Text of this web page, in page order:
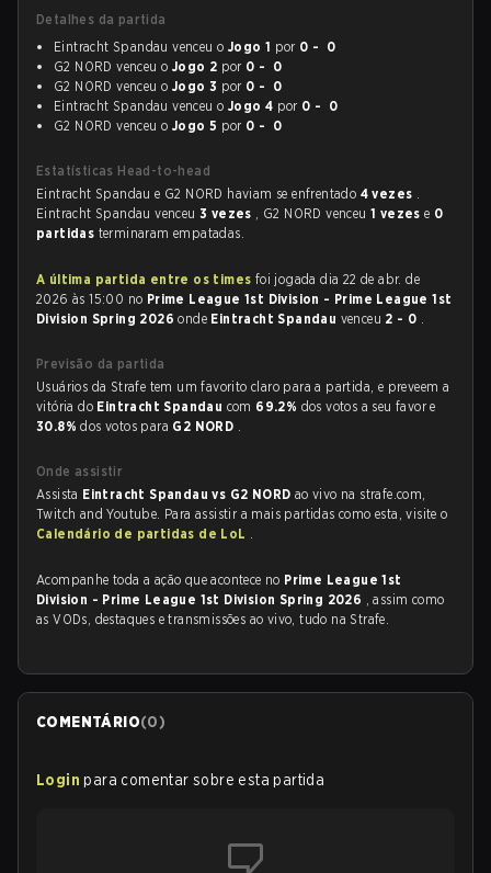
Detalhes da partida
Eintracht Spandau venceu o Jogo 1 por 0 - 0
G2 NORD venceu o Jogo 2 por 0 - 0
G2 NORD venceu o Jogo 3 por 0 - 0
Eintracht Spandau venceu o Jogo 4 por 0 - 0
G2 NORD venceu o Jogo 5 por 0 - 0
Estatísticas Head-to-head
Eintracht Spandau e G2 NORD haviam se enfrentado 4 vezes .
Eintracht Spandau venceu 3 vezes , G2 NORD venceu1 vezese 0
partidas terminaram empatadas.
A última partida entre os times foi jogada dia 22 de abr. de
2026 às 15:00 no Prime League 1st Division - Prime League 1st
Division Spring 2026onde Eintracht Spandau venceu 2 - 0 .
Previsão da partida
Usuários da Strafe tem um favorito claro para a partida, e preveem a
vitória do Eintracht Spandau com 69.2% dos votos a seu favor e
30.8%dos votos para G2 NORD .
Onde assistir
Assista Eintracht Spandau vs G2 NORD ao vivo na strafe.com,
Twitch and Youtube. Para assistir a mais partidas como esta, visite o
Calendário de partidas de LoL .
Acompanhe toda a ação que acontece no Prime League 1st
Division - Prime League 1st Division Spring 2026 , assim como
as VODs, destaques e transmissões ao vivo, tudo na Strafe.
COMENTÁRIO(0)
Login para comentar sobre esta partida